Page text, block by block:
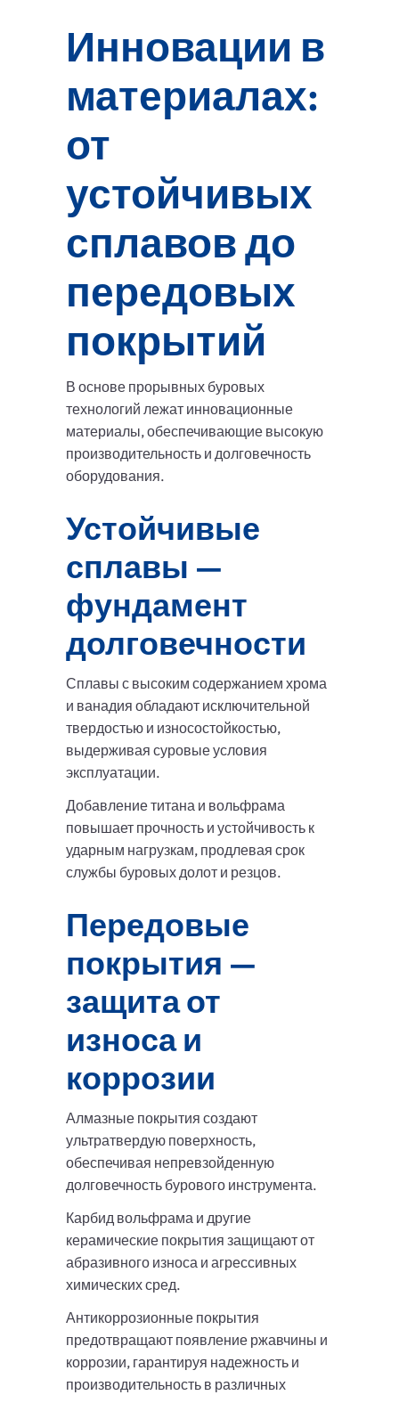
Инновации в
материалах:
от
устойчивых
сплавов до
передовых
покрытий
В основе прорывных буровых
технологий лежат инновационные
материалы, обеспечивающие высокую
производительность и долговечность
оборудования.
Устойчивые
сплавы —
фундамент
долговечности
Сплавы с высоким содержанием хрома
и ванадия обладают исключительной
твердостью и износостойкостью,
выдерживая суровые условия
эксплуатации.
Добавление титана и вольфрама
повышает прочность и устойчивость к
ударным нагрузкам, продлевая срок
службы буровых долот и резцов.
Передовые
покрытия —
защита от
износа и
коррозии
Алмазные покрытия создают
ультратвердую поверхность,
обеспечивая непревзойденную
долговечность бурового инструмента.
Карбид вольфрама и другие
керамические покрытия защищают от
абразивного износа и агрессивных
химических сред.
Антикоррозионные покрытия
предотвращают появление ржавчины и
коррозии, гарантируя надежность и
производительность в различных